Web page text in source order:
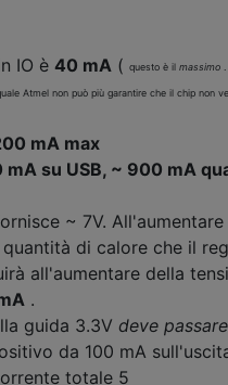
IO è 40 mA ( questo è il massimo
Atmel non può più garantire che il chip non
mA max
mA su USB, ~ 900 mA
~ 7V.
di calore che il
all'aumentare della
.
guida 3.3V deve
da 100 mA
totale 5